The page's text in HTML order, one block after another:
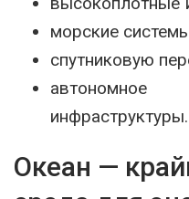
морские
спутниковую
инфраструктуры.
Океан —